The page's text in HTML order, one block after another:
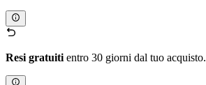
Resi gratuiti entro 30 giorni dal tuo acquisto.